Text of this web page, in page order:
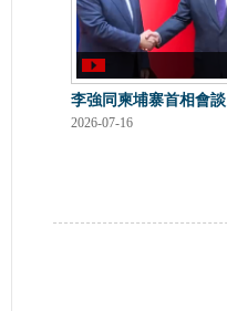
李強同柬埔寨首相會談
2026-07-16